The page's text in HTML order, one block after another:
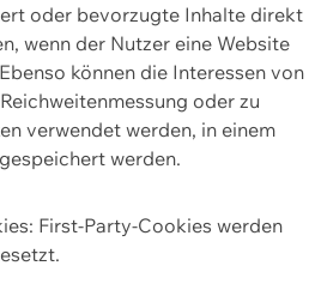
oder bevorzugte Inhalte direkt
wenn der Nutzer eine Website
können die Interessen von
oder zu
verwendet werden, in einem
werden.
First-Party-Cookies werden